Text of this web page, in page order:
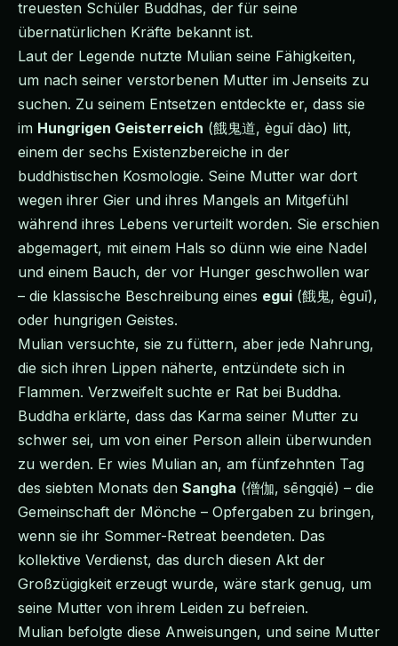
treuesten Schüler Buddhas, der für seine
übernatürlichen Kräfte bekannt ist.
Laut der Legende nutzte Mulian seine Fähigkeiten,
um nach seiner verstorbenen Mutter im Jenseits zu
suchen. Zu seinem Entsetzen entdeckte er, dass sie
im Hungrigen Geisterreich (餓鬼道, èguǐ dào) litt,
einem der sechs Existenzbereiche in der
buddhistischen Kosmologie. Seine Mutter war dort
wegen ihrer Gier und ihres Mangels an Mitgefühl
während ihres Lebens verurteilt worden. Sie erschien
abgemagert, mit einem Hals so dünn wie eine Nadel
und einem Bauch, der vor Hunger geschwollen war
– die klassische Beschreibung eines egui (餓鬼, èguǐ),
oder hungrigen Geistes.
Mulian versuchte, sie zu füttern, aber jede Nahrung,
die sich ihren Lippen näherte, entzündete sich in
Flammen. Verzweifelt suchte er Rat bei Buddha.
Buddha erklärte, dass das Karma seiner Mutter zu
schwer sei, um von einer Person allein überwunden
zu werden. Er wies Mulian an, am fünfzehnten Tag
des siebten Monats den Sangha (僧伽, sēngqié) – die
Gemeinschaft der Mönche – Opfergaben zu bringen,
wenn sie ihr Sommer-Retreat beendeten. Das
kollektive Verdienst, das durch diesen Akt der
Großzügigkeit erzeugt wurde, wäre stark genug, um
seine Mutter von ihrem Leiden zu befreien.
Mulian befolgte diese Anweisungen, und seine Mutter